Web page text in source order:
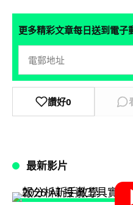
更多精彩文章每日送到電子
讚好0
最新影片